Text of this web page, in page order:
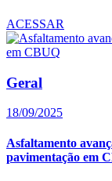
ACESSAR
Geral
18/09/2025
Asfaltamento
pavimentação em